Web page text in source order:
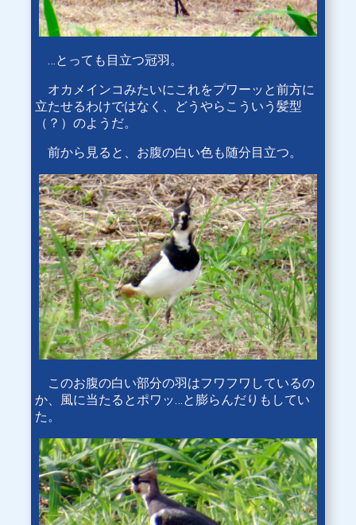
…とっても目立つ冠羽。
オカメインコみたいにこれをプワーッと前方に
立たせるわけではなく、どうやらこういう髪型
（？）のようだ。
前から見ると、お腹の白い色も随分目立つ。
このお腹の白い部分の羽はフワフワしているの
か、風に当たるとポワッ…と膨らんだりもしてい
た。